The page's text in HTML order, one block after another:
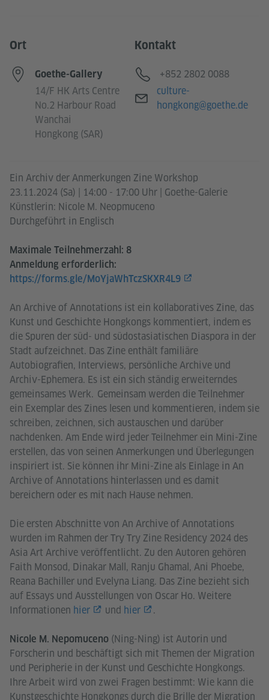
Ein Archiv der Anmerkungen Zine Workshop
23.11.2024 (Sa) | 14:00 - 17:00 Uhr | Goethe-Galerie
Künstlerin: Nicole M. Neopmuceno
Durchgeführt in Englisch
Maximale Teilnehmerzahl: 8
Anmeldung erforderlich:
https://forms.gle/MoYjaWhTczSKXR4L9
An Archive of Annotations ist ein kollaboratives Zine, das
Kunst und Geschichte Hongkongs kommentiert, indem es
die Spuren der süd- und südostasiatischen Diaspora in der
Stadt aufzeichnet. Das Zine enthält familiäre
Autobiografien, Interviews, persönliche Archive und
Archiv-Ephemera. Es ist ein sich ständig erweiterndes
gemeinsames Werk. Gemeinsam werden die Teilnehmer
ein Exemplar des Zines lesen und kommentieren, indem sie
schreiben, zeichnen, sich austauschen und darüber
nachdenken. Am Ende wird jeder Teilnehmer ein Mini-Zine
erstellen, das von seinen Anmerkungen und Überlegungen
inspiriert ist. Sie können ihr Mini-Zine als Einlage in An
Archive of Annotations hinterlassen und es damit
bereichern oder es mit nach Hause nehmen.
Die ersten Abschnitte von An Archive of Annotations
wurden im Rahmen der Try Try Zine Residency 2024 des
Asia Art Archive veröffentlicht. Zu den Autoren gehören
Faith Monsod, Dinakar Mall, Ranju Ghamal, Ani Phoebe,
Reana Bachiller und Evelyna Liang. Das Zine bezieht sich
auf Essays und Ausstellungen von Oscar Ho. Weitere
Informationen hier und hier .
Nicole M. Nepomuceno (Ning-Ning) ist Autorin und
Forscherin und beschäftigt sich mit Themen der Migration
und Peripherie in der Kunst und Geschichte Hongkongs.
Ihre Arbeit wird von zwei Fragen bestimmt: Wie kann die
Kunstgeschichte Hongkongs durch die Brille der Migration
Ort
Goethe-Gallery
14/F HK Arts Centre
No.2 Harbour Road
Wanchai
Hongkong (SAR)
Kontakt
Telefon
+852 2802 0088
E-Mail
culture-
hongkong@goethe.de